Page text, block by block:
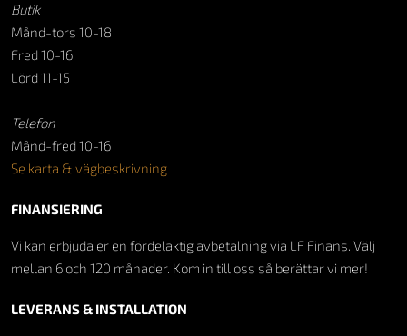
Butik
Månd-tors 10-18
Fred 10-16
Lörd 11-15
Telefon
Månd-fred 10-16
Se karta & vägbeskrivning
FINANSIERING
Vi kan erbjuda er en fördelaktig avbetalning via LF Finans. Välj
mellan 6 och 120 månader. Kom in till oss så berättar vi mer!
LEVERANS & INSTALLATION